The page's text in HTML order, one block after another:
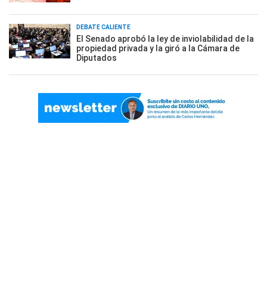
DEBATE CALIENTE
El Senado aprobó la ley de inviolabilidad de la
propiedad privada y la giró a la Cámara de
Diputados